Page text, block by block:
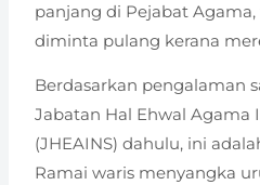
panjang di Pejabat
diminta pulang kerana
Berdasarkan pengalaman
Jabatan Hal Ehwal Agama
(JHEAINS) dahulu, ini
Ramai waris menyangka